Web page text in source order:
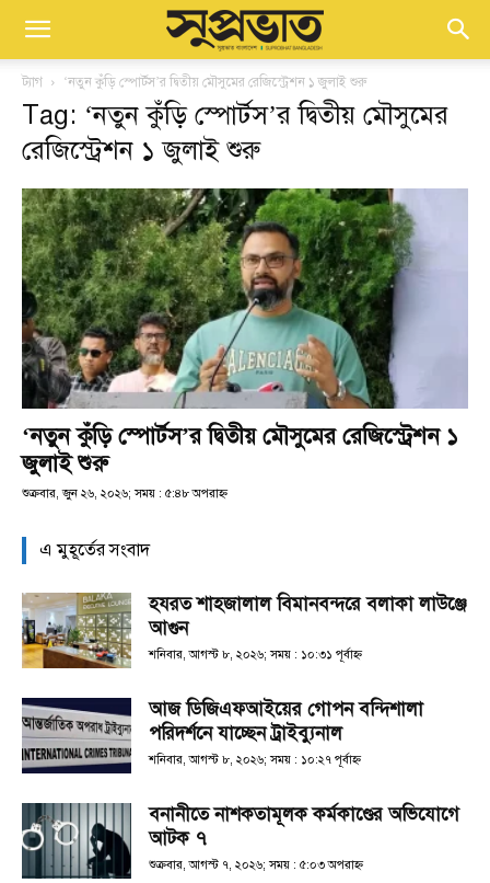
ট্যাগ ‘নতুন কুঁড়ি স্পোর্টস’র দ্বিতীয় মৌসুমের রেজিস্ট্রেশন ১ জুলাই শুরু
Tag: ‘নতুন কুঁড়ি স্পোর্টস’র দ্বিতীয় মৌসুমের
রেজিস্ট্রেশন ১ জুলাই শুরু
‘নতুন কুঁড়ি স্পোর্টস’র দ্বিতীয় মৌসুমের রেজিস্ট্রেশন ১
জুলাই শুরু
শুক্রবার, জুন ২৬, ২০২৬; সময় : ৫:৪৮ অপরাহ্ণ
এ মুহূর্তের সংবাদ
হযরত শাহজালাল বিমানবন্দরে বলাকা লাউঞ্জে
আগুন
শনিবার, আগস্ট ৮, ২০২৬; সময় : ১০:৩১ পূর্বাহ্ণ
আজ ডিজিএফআইয়ের গোপন বন্দিশালা
পরিদর্শনে যাচ্ছেন ট্রাইব্যুনাল
শনিবার, আগস্ট ৮, ২০২৬; সময় : ১০:২৭ পূর্বাহ্ণ
বনানীতে নাশকতামূলক কর্মকাণ্ডের অভিযোগে
আটক ৭
শুক্রবার, আগস্ট ৭, ২০২৬; সময় : ৫:০৩ অপরাহ্ণ